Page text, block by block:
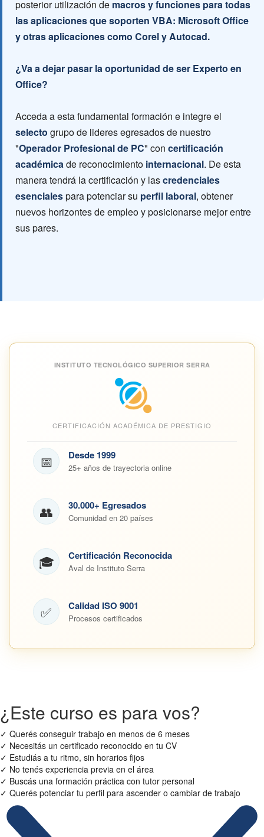
posterior utilización de macros y funciones para todas
las aplicaciones que soporten VBA: Microsoft Office
y otras aplicaciones como Corel y Autocad.
¿Va a dejar pasar la oportunidad de ser Experto en
Office?
Acceda a esta fundamental formación e integre el
selecto grupo de lideres egresados de nuestro
"Operador Profesional de PC" con certificación
académicade reconocimiento internacional. De esta
manera tendrá la certificación y lascredenciales
esencialespara potenciar su perfil laboral, obtener
nuevos horizontes de empleo y posicionarse mejor entre
sus pares.
INSTITUTO TECNOLÓGICO SUPERIOR SERRA
CERTIFICACIÓN ACADÉMICA DE PRESTIGIO
📅 Desde 1999
25+ años de trayectoria online
👥 30.000+ Egresados
Comunidad en 20 países
🎓 Certificación Reconocida
Aval de Instituto Serra
✅ Calidad ISO 9001
Procesos certificados
¿Este curso es para vos?
✓ Querés conseguir trabajo en menos de 6 meses
✓ Necesitás un certificado reconocido en tu CV
✓ Estudiás a tu ritmo, sin horarios fijos
✓ No tenés experiencia previa en el área
✓ Buscás una formación práctica con tutor personal
✓ Querés potenciar tu perfil para ascender o cambiar de trabajo